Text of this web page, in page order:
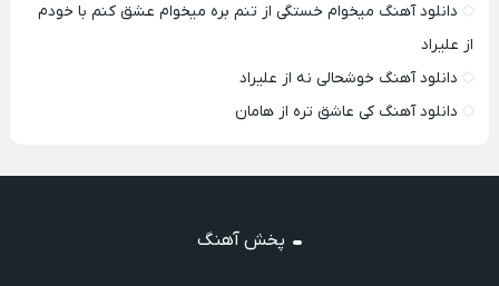
دانلود آهنگ میخوام خستگی از تنم بره میخوام عشق کنم با خودم
از علیراد
دانلود آهنگ خوشحالی نه از علیراد
دانلود آهنگ کی عاشق تره از هامان
پخش آهنگ